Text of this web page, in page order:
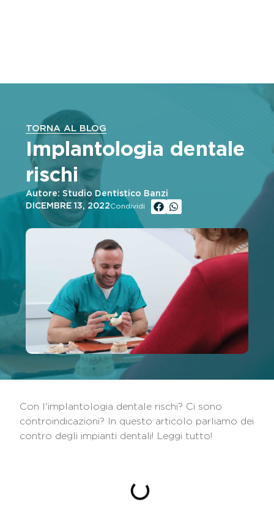
TORNA AL BLOG
Implantologia dentale
rischi
Autore: Studio Dentistico Banzi
DICEMBRE 13, 2022Condividi
Con l'implantologia dentale rischi? Ci sono
controindicazioni? In questo articolo parliamo dei
contro degli impianti dentali! Leggi tutto!